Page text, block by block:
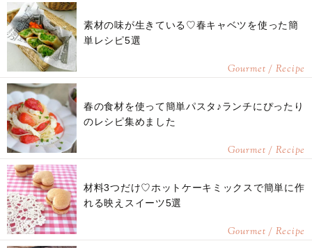
素材の味が生きている♡春キャベツを使った簡
単レシピ5選
Gourmet / Recipe
春の食材を使って簡単パスタ♪ランチにぴったり
のレシピ集めました
Gourmet / Recipe
材料3つだけ♡ホットケーキミックスで簡単に作
れる映えスイーツ5選
Gourmet / Recipe